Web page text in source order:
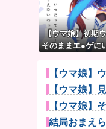
【ウマ娘】初期
そのままエ●ゲに
【ウマ娘】
【ウマ娘
【ウマ娘】
結局おまえ